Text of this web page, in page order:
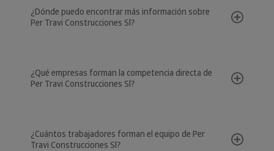
¿Dónde puedo encontrar más información sobre
Per Travi Construcciones Sl?
¿Qué empresas forman la competencia directa de
Per Travi Construcciones Sl?
¿Cuántos trabajadores forman el equipo de Per
Travi Construcciones Sl?